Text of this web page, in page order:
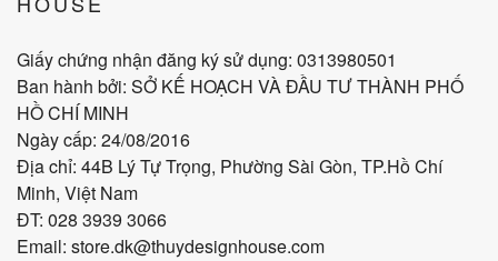
Giấy chứng nhận đăng ký sử dụng: 0313980501
Ban hành bởi: SỞ KẾ HOẠCH VÀ ĐẦU TƯ THÀNH PHỐ
HỒ CHÍ MINH
Ngày cấp: 24/08/2016
Địa chỉ: 44B Lý Tự Trọng, Phường Sài Gòn, TP.Hồ Chí
Minh, Việt Nam
ĐT: 028 3939 3066
Email: store.dk@thuydesignhouse.com